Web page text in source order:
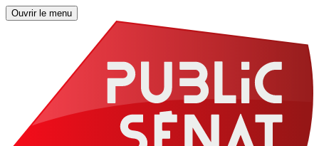
Ouvrir le menu